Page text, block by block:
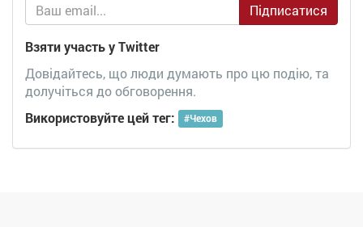
Підписатися
Взяти участь у Twitter
Довідайтесь, що люди думають про цю подію, та
долучіться до обговорення.
Використовуйте цей тег:
#Чехов